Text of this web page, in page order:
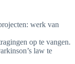
werk van
op te vangen.
law te